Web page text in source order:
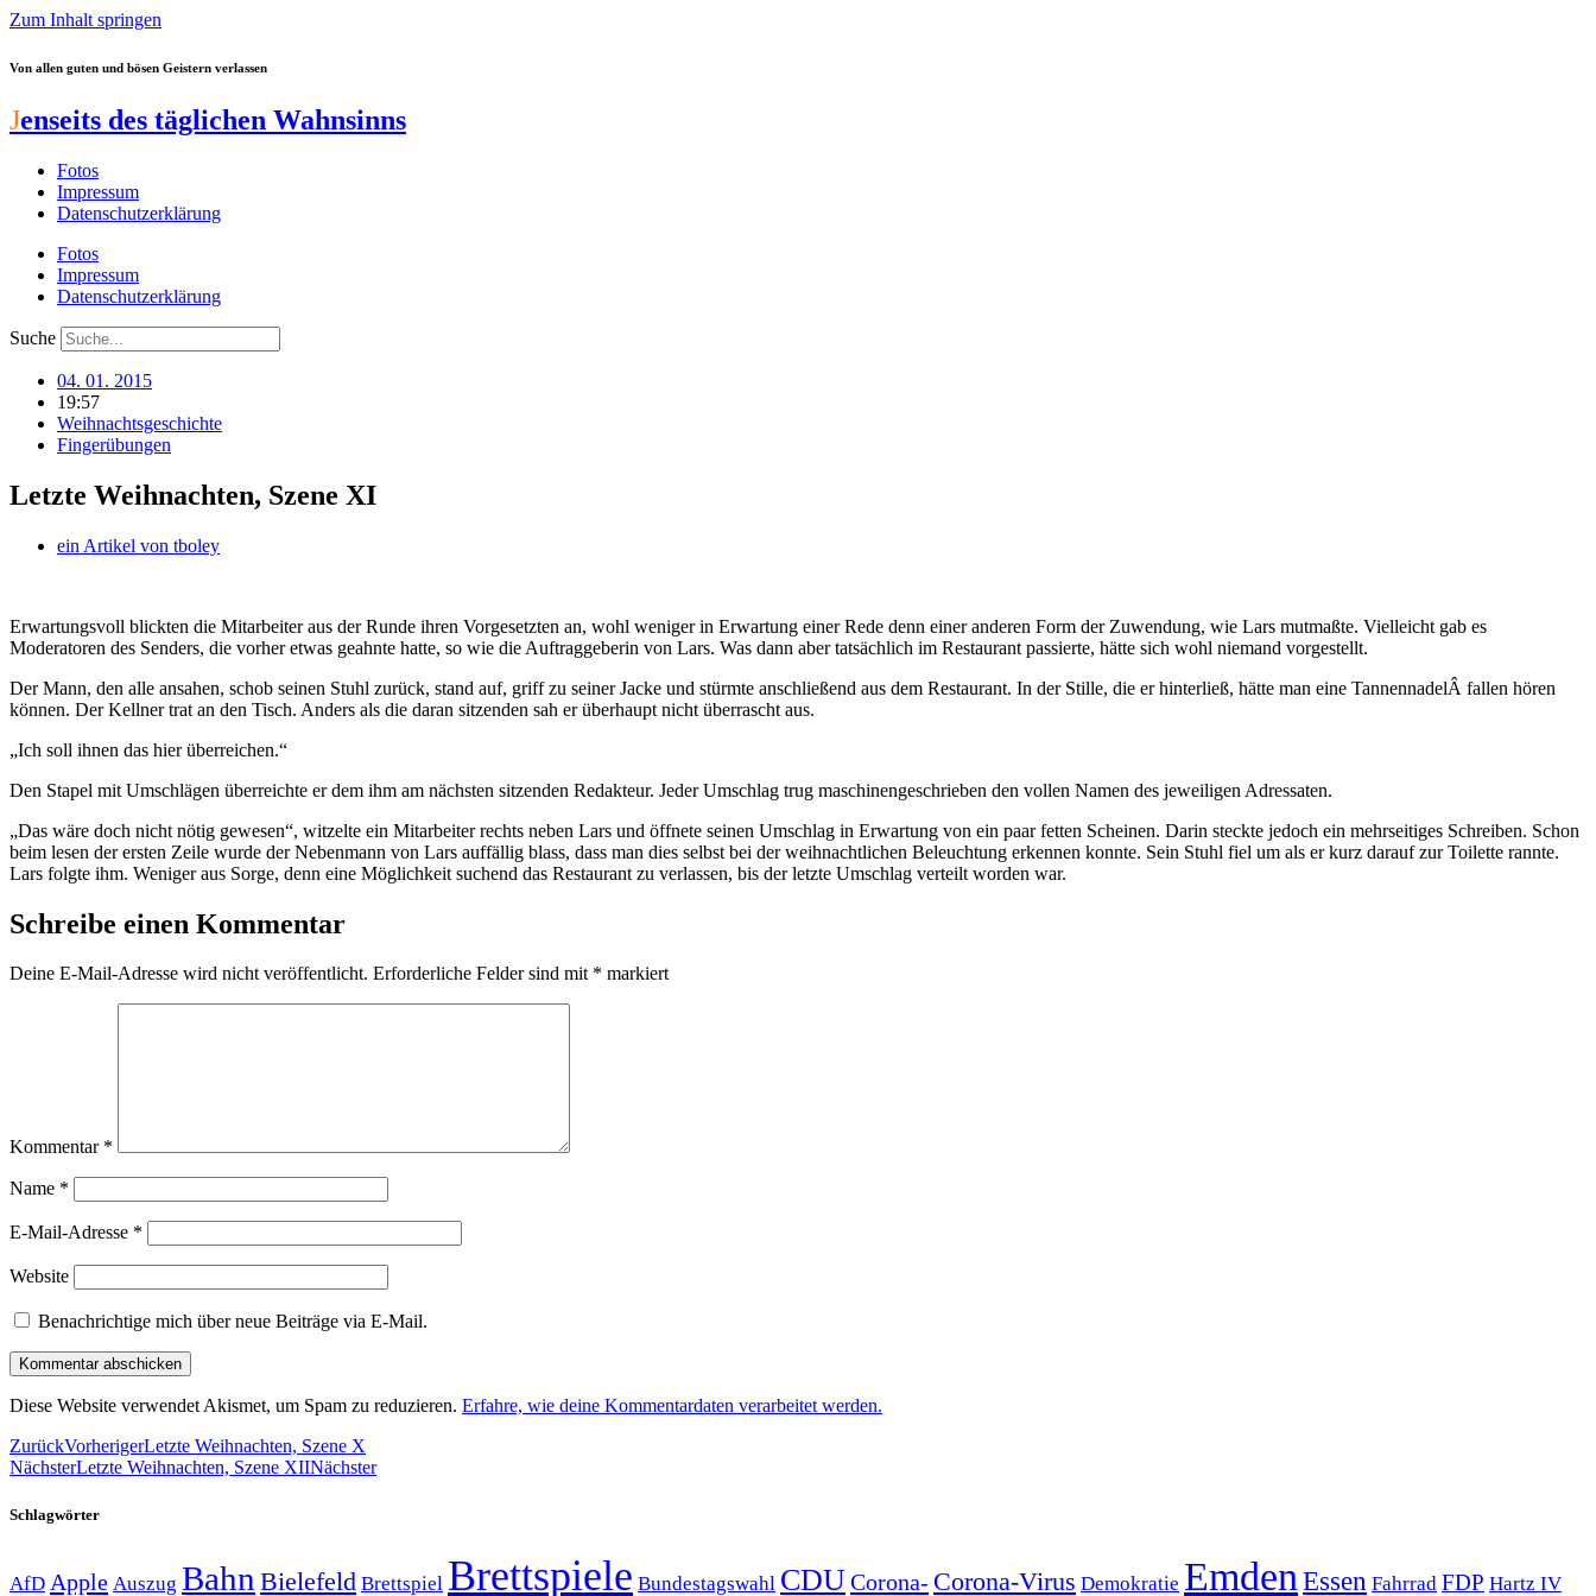
Zum Inhalt springen
Von allen guten und bösen Geistern verlassen
Jenseits des täglichen Wahnsinns
Fotos
Impressum
Datenschutzerklärung
Fotos
Impressum
Datenschutzerklärung
Suche
04. 01. 2015
19:57
Weihnachtsgeschichte
Fingerübungen
Letzte Weihnachten, Szene XI
ein Artikel von tboley
Erwartungsvoll blickten die Mitarbeiter aus der Runde ihren Vorgesetzten an, wohl weniger in Erwartung einer Rede denn einer anderen Form der Zuwendung, wie Lars mutmaßte. Vielleicht gab es
Moderatoren des Senders, die vorher etwas geahnte hatte, so wie die Auftraggeberin von Lars. Was dann aber tatsächlich im Restaurant passierte, hätte sich wohl niemand vorgestellt.
Der Mann, den alle ansahen, schob seinen Stuhl zurück, stand auf, griff zu seiner Jacke und stürmte anschließend aus dem Restaurant. In der Stille, die er hinterließ, hätte man eine TannennadelÂ fallen hören
können. Der Kellner trat an den Tisch. Anders als die daran sitzenden sah er überhaupt nicht überrascht aus.
„Ich soll ihnen das hier überreichen.“
Den Stapel mit Umschlägen überreichte er dem ihm am nächsten sitzenden Redakteur. Jeder Umschlag trug maschinengeschrieben den vollen Namen des jeweiligen Adressaten.
„Das wäre doch nicht nötig gewesen“, witzelte ein Mitarbeiter rechts neben Lars und öffnete seinen Umschlag in Erwartung von ein paar fetten Scheinen. Darin steckte jedoch ein mehrseitiges Schreiben. Schon
beim lesen der ersten Zeile wurde der Nebenmann von Lars auffällig blass, dass man dies selbst bei der weihnachtlichen Beleuchtung erkennen konnte. Sein Stuhl fiel um als er kurz darauf zur Toilette rannte.
Lars folgte ihm. Weniger aus Sorge, denn eine Möglichkeit suchend das Restaurant zu verlassen, bis der letzte Umschlag verteilt worden war.
Schreibe einen Kommentar
Deine E-Mail-Adresse wird nicht veröffentlicht. Erforderliche Felder sind mit * markiert
Kommentar *
Name *
E-Mail-Adresse *
Website
Benachrichtige mich über neue Beiträge via E-Mail.
Diese Website verwendet Akismet, um Spam zu reduzieren. Erfahre, wie deine Kommentardaten verarbeitet werden.
ZurückVorherigerLetzte Weihnachten, Szene X
NächsterLetzte Weihnachten, Szene XIINächster
Schlagwörter
AfD Apple Auszug Bahn Bielefeld Brettspiel Brettspiele Bundestagswahl CDUCorona- Corona-Virus Demokratie Emden Essen Fahrrad FDP Hartz IV